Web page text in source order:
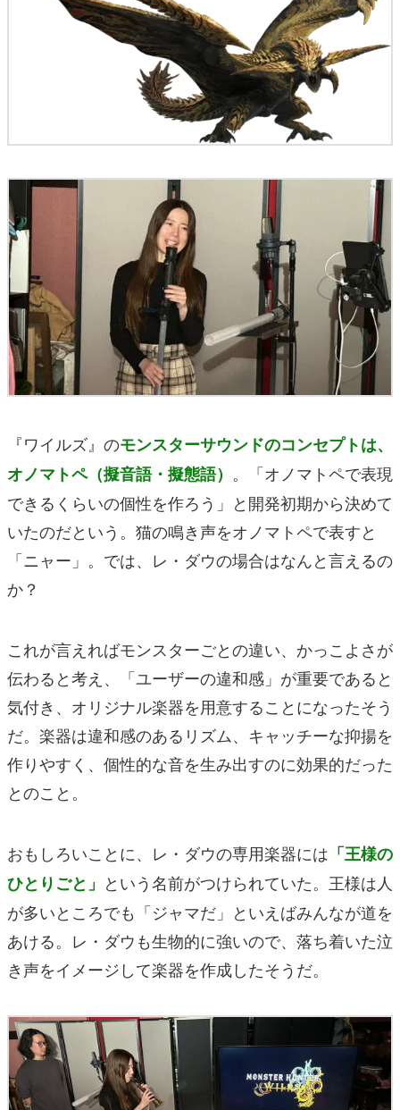
『ワイルズ』のモンスターサウンドのコンセプトは、
オノマトペ（擬音語・擬態語） 。「オノマトペで表現
できるくらいの個性を作ろう」と開発初期から決めて
いたのだという。猫の鳴き声をオノマトペで表すと
「ニャー」。では、レ・ダウの場合はなんと言えるの
か？
これが言えればモンスターごとの違い、かっこよさが
伝わると考え、「ユーザーの違和感」が重要であると
気付き、オリジナル楽器を用意することになったそう
だ。楽器は違和感のあるリズム、キャッチーな抑揚を
作りやすく、個性的な音を生み出すのに効果的だった
とのこと。
おもしろいことに、レ・ダウの専用楽器には 「王様の
ひとりごと」 という名前がつけられていた。王様は人
が多いところでも「ジャマだ」といえばみんなが道を
あける。レ・ダウも生物的に強いので、落ち着いた泣
き声をイメージして楽器を作成したそうだ。